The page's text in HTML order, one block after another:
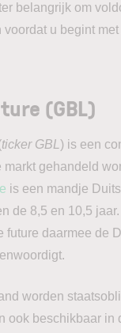
belangrijk om
voordat u begint
(GBL)
ticker GBL ) is een
gehandeld
is een mandje
de 8,5 en 10,5
future daarmee de
worden
ook beschikbaar in